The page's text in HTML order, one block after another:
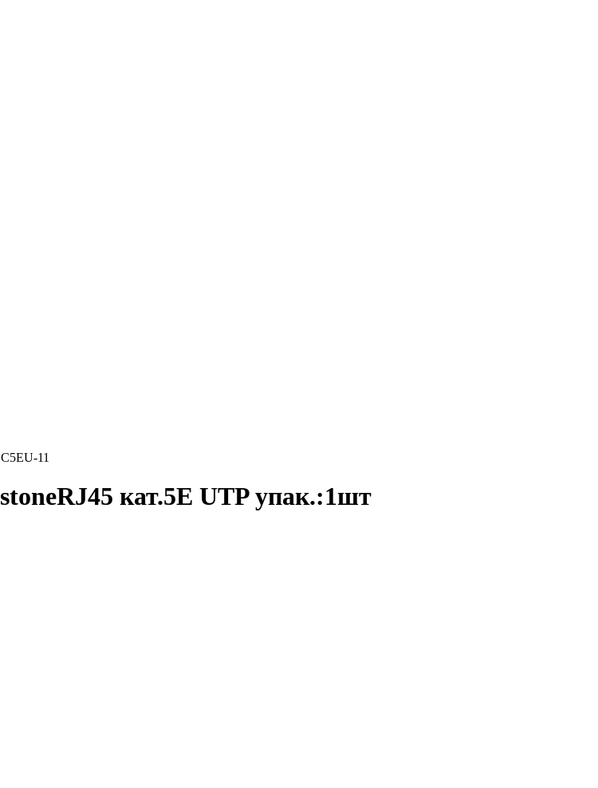
11
кат.5E UTP упак.:1шт